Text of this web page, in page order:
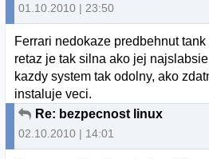
01.10.2010 | 23:50
Ferrari nedokaze predbehnut
retaz je tak silna ako jej
kazdy system tak odolny, ako
instaluje veci.
Re: bezpecnost linux
02.10.2010 | 14:01